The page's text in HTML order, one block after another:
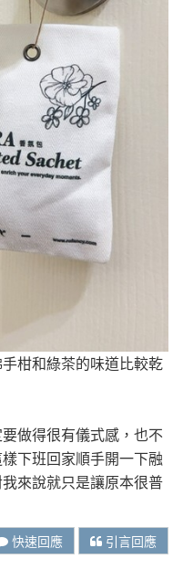
柑和綠茶的味道比較乾
做得很有儀式感，也不
下班回家順手開一下融
來說就只是讓原本很普
快速回應 引言回應